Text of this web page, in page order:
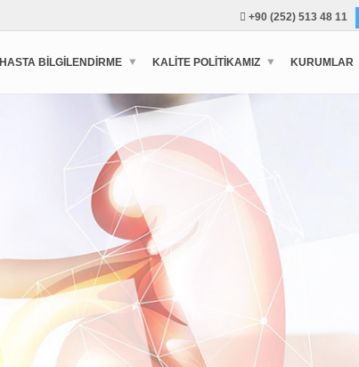
+90 (252) 513 48 11
HASTA BILGILENDIRME KALITE POLITIKAMIZ KURUMLAR